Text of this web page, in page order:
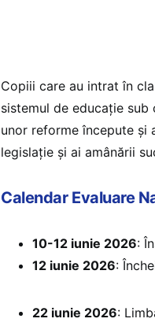
Copiii care au intrat în
sistemul de educație
unor reforme începute și
legislație și ai amânării
Calendar Evaluare
10-12 iunie 2026:
12 iunie 2026:
22 iunie 2026: